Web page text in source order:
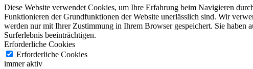
Diese Website verwendet Cookies, um Ihre Erfahrung beim Navigieren
Funktionieren der Grundfunktionen der Website unerlässlich sind. Wir
werden nur mit Ihrer Zustimmung in Ihrem Browser gespeichert. Sie haben
Surferlebnis beeinträchtigen.
Erforderliche Cookies
Erforderliche Cookies
immer aktiv